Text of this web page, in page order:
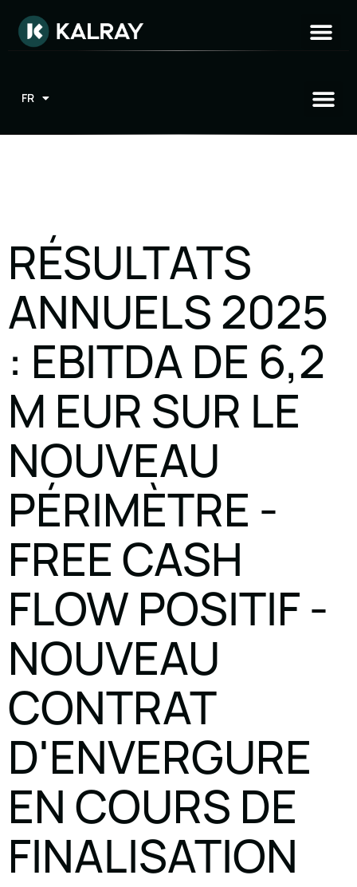
FR
EN
RÉSULTATS
ANNUELS 2025
: EBITDA DE 6,2
M EUR SUR LE
NOUVEAU
PÉRIMÈTRE -
FREE CASH
FLOW POSITIF -
NOUVEAU
CONTRAT
D'ENVERGURE
EN COURS DE
FINALISATION